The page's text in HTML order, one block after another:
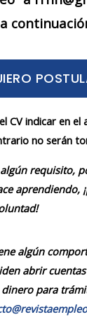
CV indicar en el
no serán
requisito,
aprendiendo,
algún
abrir
para